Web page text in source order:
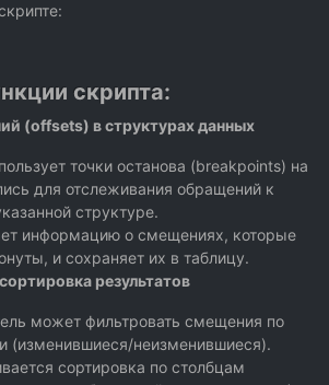
скрипта:
(offsets) в структурах данных
точки останова (breakpoints) на
для отслеживания обращений к
структуре.
информацию о смещениях, которые
и сохраняет их в таблицу.
результатов
может фильтровать смещения по
(изменившиеся/неизменившиеся).
сортировка по столбцам